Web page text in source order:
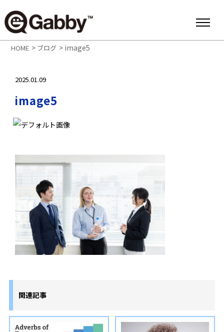
HOME > ブログ > image5
2025.01.09
image5
関連記事